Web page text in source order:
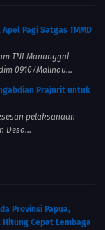
Pagi Satgas TMMD
TNI Manunggal
0910/Malinau...
Prajurit untuk
pelaksanaan
Desa...
Provinsi Papua,
Cepat Lembaga